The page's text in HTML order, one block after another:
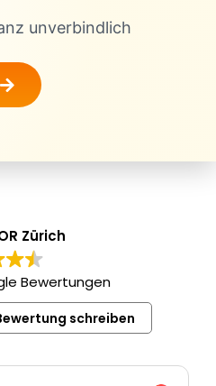
unverbindlich
Zürich
Bewertungen
schreiben